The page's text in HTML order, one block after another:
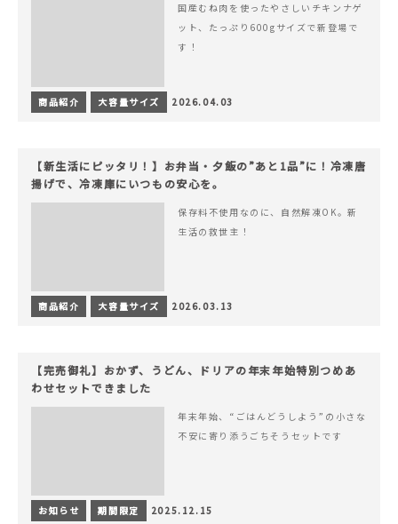
国産むね肉を使ったやさしいチキンナゲ
ット、たっぷり600gサイズで新登場で
す！
商品紹介 大容量サイズ 2026.04.03
【新生活にピッタリ！】お弁当・夕飯の”あと1品”に！冷凍唐
揚げで、冷凍庫にいつもの安心を。
保存料不使用なのに、自然解凍OK。新
生活の救世主！
商品紹介 大容量サイズ 2026.03.13
【完売御礼】おかず、うどん、ドリアの年末年始特別つめあ
わせセットできました
年末年始、“ごはんどうしよう”の小さな
不安に寄り添うごちそうセットです
お知らせ 期間限定 2025.12.15